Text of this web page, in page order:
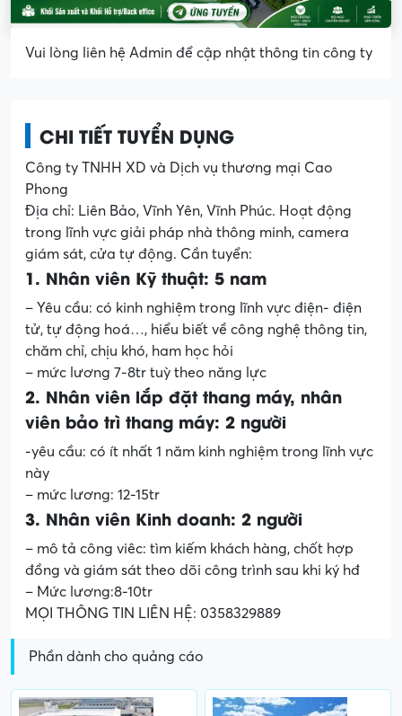
Vui lòng liên hệ Admin để cập nhật thông tin công ty
CHI TIẾT TUYỂN DỤNG
Công ty TNHH XD và Dịch vụ thương mại Cao
Phong
Địa chỉ: Liên Bảo, Vĩnh Yên, Vĩnh Phúc. Hoạt động
trong lĩnh vực giải pháp nhà thông minh, camera
giám sát, cửa tự động. Cần tuyển:
1. Nhân viên Kỹ thuật: 5 nam
– Yêu cầu: có kinh nghiệm trong lĩnh vực điện- điện
tử, tự động hoá…, hiểu biết về công nghệ thông tin,
chăm chỉ, chịu khó, ham học hỏi
– mức lương 7-8tr tuỳ theo năng lực
2. Nhân viên lắp đặt thang máy, nhân
viên bảo trì thang máy: 2 người
-yêu cầu: có ít nhất 1 năm kinh nghiệm trong lĩnh vực
này
– mức lương: 12-15tr
3. Nhân viên Kinh doanh: 2 người
– mô tả công viêc: tìm kiếm khách hàng, chốt hợp
đồng và giám sát theo dõi công trình sau khi ký hđ
– Mức lương:8-10tr
MỌI THÔNG TIN LIÊN HỆ: 0358329889
Phần dành cho quảng cáo